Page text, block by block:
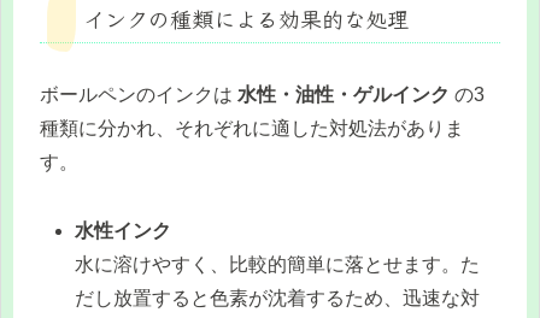
インクの種類による効果的な処理
ボールペンのインクは 水性・油性・ゲルインク の3
種類に分かれ、それぞれに適した対処法がありま
す。
水性インク
水に溶けやすく、比較的簡単に落とせます。た
だし放置すると色素が沈着するため、迅速な対